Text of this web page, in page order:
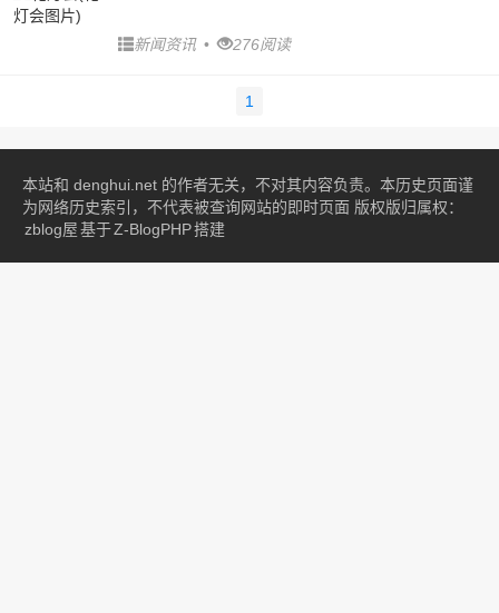
新闻资讯 • 276阅读
1
本站和 denghui.net 的作者无关，不对其内容负责。本历史页面谨
为网络历史索引，不代表被查询网站的即时页面 版权版归属权：
zblog屋基于Z-BlogPHP搭建